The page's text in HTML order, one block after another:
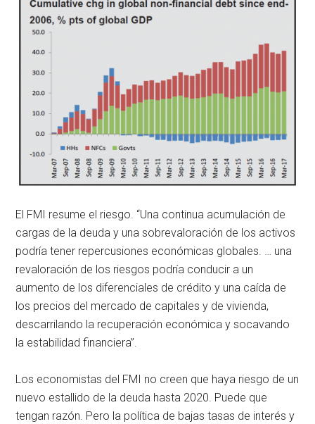
El FMI resume el riesgo. “Una continua acumulación de
cargas de la deuda y una sobrevaloración de los activos
podría tener repercusiones económicas globales. … una
revaloración de los riesgos podría conducir a un
aumento de los diferenciales de crédito y una caída de
los precios del mercado de capitales y de vivienda,
descarrilando la recuperación económica y socavando
la estabilidad financiera”.
Los economistas del FMI no creen que haya riesgo de un
nuevo estallido de la deuda hasta 2020. Puede que
tengan razón. Pero la política de bajas tasas de interés y